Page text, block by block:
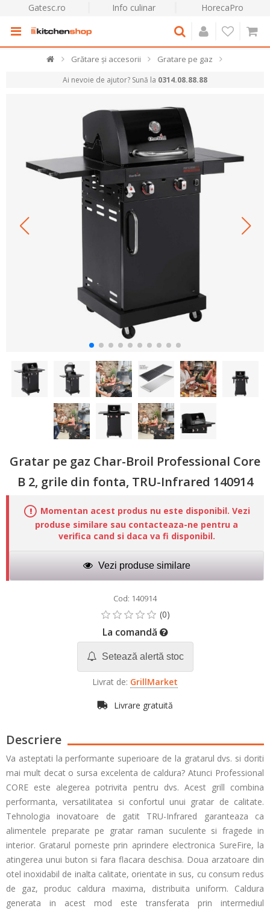
Gatesc.ro Info culinar HorecaPro
Grătare și accesorii Gratare pe gaz
Ai nevoie de ajutor? Sună la 0314.08.88.88
Gratar pe gaz Char-Broil Professional Core
B 2, grile din fonta, TRU-Infrared 140914
Momentan acest produs nu este disponibil. Vezi
produse similare sau contacteaza-ne pentru a
verifica cand si daca va fi disponibil.
Vezi produse similare
Cod: 140914
La comandă
Setează alertă stoc
Livrat de: GrillMarket
Livrare gratuită
Descriere
Va asteptati la performante superioare de la gratarul dvs. si doriti
mai mult decat o sursa excelenta de caldura? Atunci Professional
CORE este alegerea potrivita pentru dvs. Acest grill combina
performanta, versatilitatea si confortul unui gratar de calitate.
Tehnologia inovatoare de gatit TRU-Infrared garanteaza ca
alimentele preparate pe gratar raman suculente si fragede in
interior. Gratarul porneste prin aprindere electronica SureFire, la
atingerea unui buton si fara flacara deschisa. Doua arzatoare din
otel inoxidabil de inalta calitate, orientate in sus, cu consum redus
de gaz, produc caldura maxima, distribuita uniform. Caldura
generata in acest mod este transferata prin intermediul